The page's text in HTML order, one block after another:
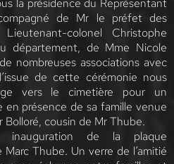
la présidence du Représentant
de Mr le préfet des
colonel Christophe
département, de Mme Nicole
nombreuses associations avec
de cette cérémonie nous
vers le cimetière pour un
en présence de sa famille venue
cousin de Mr Thube.
de la plaque
Thube. Un verre de l’amitié